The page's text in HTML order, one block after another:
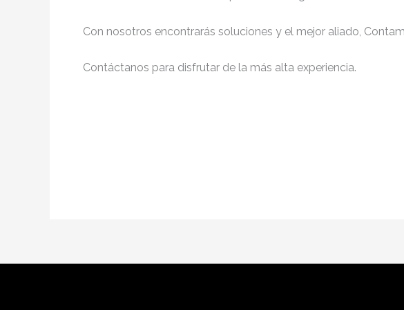
Con nosotros encontrarás soluciones y el mejor aliado,
Contáctanos para disfrutar de la más alta experiencia.